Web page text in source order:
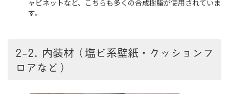
ャビネットなど、こちらも多くの合成樹脂が使用されていま
す。
2-2. 内装材（塩ビ系壁紙・クッションフ
ロアなど）